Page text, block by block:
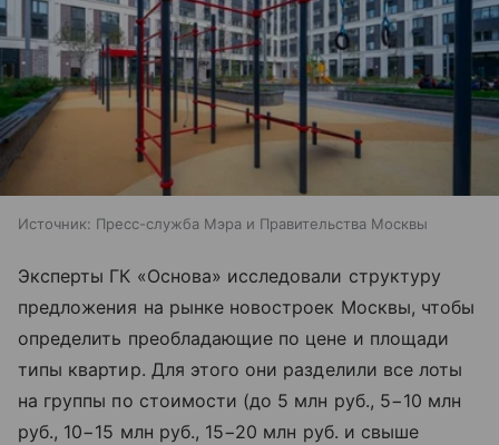
Источник: Пресс-служба Мэра и Правительства Москвы
Эксперты ГК «Основа» исследовали структуру
предложения на рынке новостроек Москвы, чтобы
определить преобладающие по цене и площади
типы квартир. Для этого они разделили все лоты
на группы по стоимости (до 5 млн руб., 5−10 млн
руб., 10−15 млн руб., 15−20 млн руб. и свыше